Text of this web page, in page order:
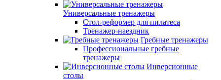
Универсальные тренажеры
Стол-реформер для пилатеса
Тренажер-наездник
Гребные тренажеры
Профессиональные гребные
тренажеры
Инверсионные
столы